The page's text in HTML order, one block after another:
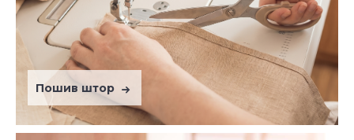
Пошив штор